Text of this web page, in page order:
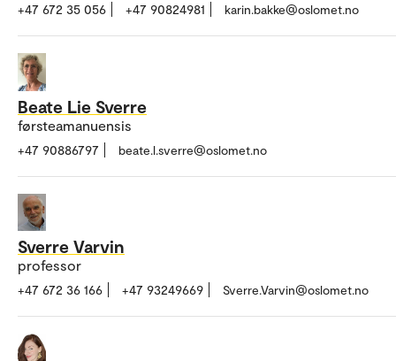
+47 672 35 056 +47 90824981 karin.bakke@oslomet.no
Beate Lie Sverre
førsteamanuensis
+47 90886797 beate.l.sverre@oslomet.no
Sverre Varvin
professor
+47 672 36 166 +47 93249669 Sverre.Varvin@oslomet.no